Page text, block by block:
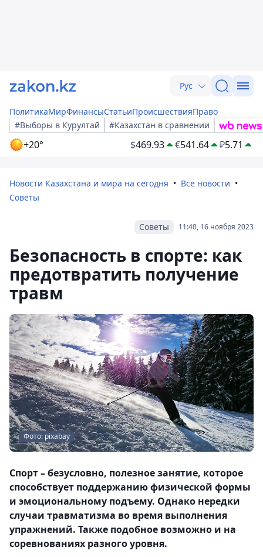
Рус
ПолитикаМирФинансыСтатьиПроисшествияПраво
#Выборы в Курултай
#Казахстан в сравнении
+20° $469.93 €541.64 ₽5.71
Новости Казахстана и мира на сегодня
Все новости
Советы
11:40, 16 ноября 2023
Советы
Безопасность в спорте: как
предотвратить получение
травм
Фото: pixabay
Спорт – безусловно, полезное занятие, которое
способствует поддержанию физической формы
и эмоциональному подъему. Однако нередки
случаи травматизма во время выполнения
упражнений. Также подобное возможно и на
соревнованиях разного уровня.